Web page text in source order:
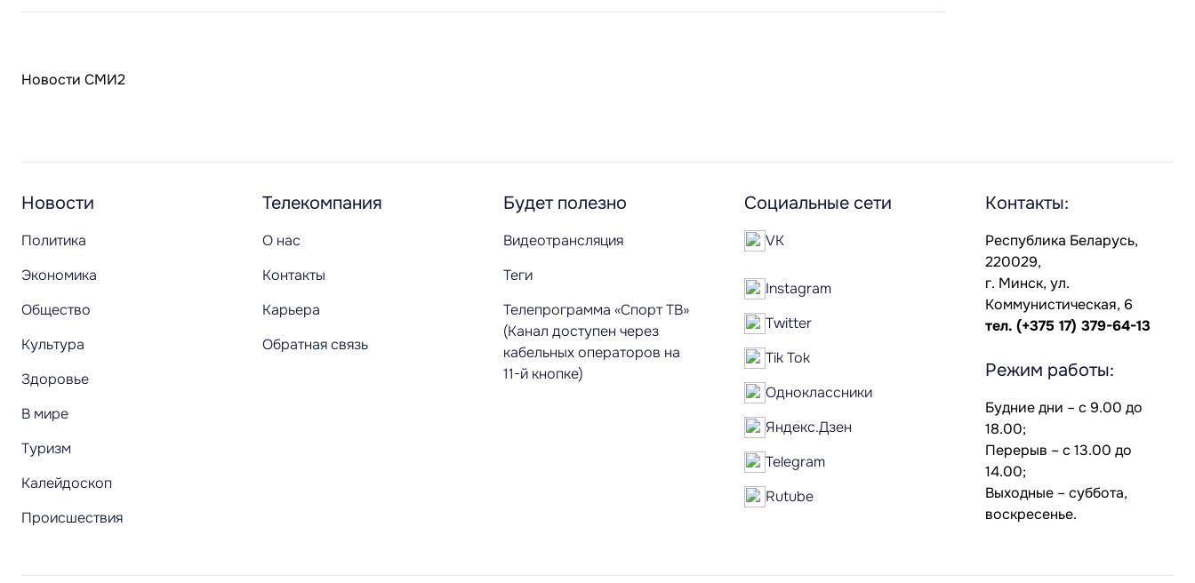
Новости СМИ2
Новости
Политика
Экономика
Общество
Культура
Здоровье
В мире
Туризм
Калейдоскоп
Происшествия
Телекомпания
О нас
Контакты
Карьера
Обратная связь
Будет полезно
Видеотрансляция
Теги
Телепрограмма «Спорт ТВ»
(Канал доступен через
кабельных операторов на
11-й кнопке)
Социальные сети
VK
Instagram
Twitter
Tik Tok
Одноклассники
Яндекс.Дзен
Telegram
Rutube
Контакты:
Республика Беларусь,
220029,
г. Минск, ул.
Коммунистическая, 6
тел. (+375 17) 379-64-13
Режим работы:
Будние дни – с 9.00 до
18.00;
Перерыв – с 13.00 до
14.00;
Выходные – суббота,
воскресенье.